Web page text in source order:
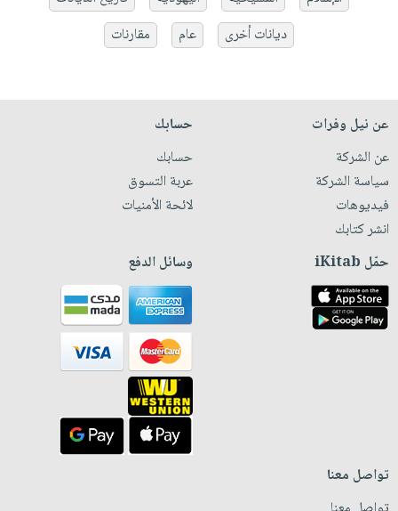
ديانات أخرى
عام مقارنات
عن نيل وفرات
عن الشركة
سياسة الشركة
فيديوهات
انشر كتابك
حسابك
حسابك
عربة التسوق
لائحة الأمنيات
حمّل iKitab وسائل الدفع
تواصل معنا